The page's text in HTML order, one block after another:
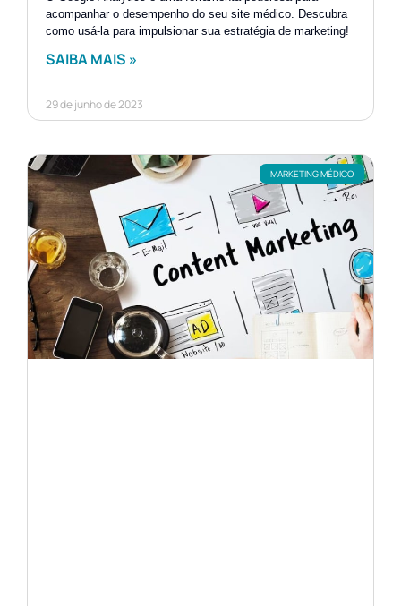
acompanhar o desempenho do seu site médico. Descubra
como usá-la para impulsionar sua estratégia de marketing!
SAIBA MAIS »
29 de junho de 2023
MARKETING MÉDICO